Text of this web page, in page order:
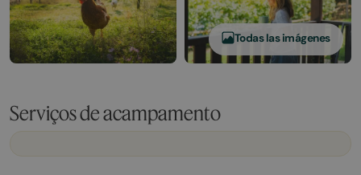
Todas las imágenes
Serviços de acampamento